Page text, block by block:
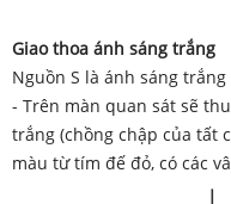
Giao thoa ánh sáng trắng
Nguồn S là ánh sáng
- Trên màn quan sát sẽ
trắng (chồng chập của tất
màu từ tím đế đỏ, có các